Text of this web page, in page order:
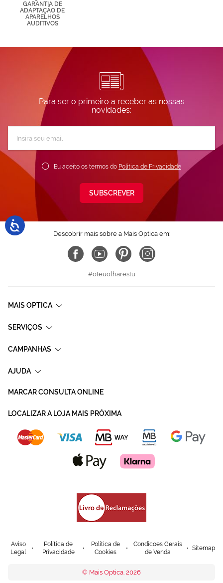
GARANTIA DE
ADAPTAÇÃO DE
APARELHOS
AUDITIVOS
Para ser o primeiro a receber as nossas
novidades:
Newsletter:
Eu aceito os termos do Política de Privacidade
SUBSCREVER
Descobrir mais sobre a Mais Optica em:
#oteuolharestu
MAIS OPTICA
SERVIÇOS
CAMPANHAS
AJUDA
MARCAR CONSULTA ONLINE
LOCALIZAR A LOJA MAIS PRÓXIMA
Aviso
Legal
Política de
Privacidade
Política de
Cookies
Condicoes Gerais
de Venda
Sitemap
© Mais Optica. 2026